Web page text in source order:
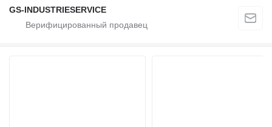
GS-INDUSTRIESERVICE